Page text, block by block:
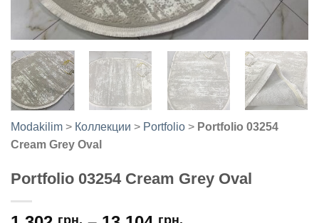
Modakilim > Коллекции > Portfolio > Portfolio 03254
Cream Grey Oval
Portfolio 03254 Cream Grey Oval
грн. грн.